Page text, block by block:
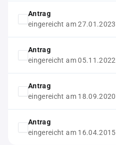
Antrag
eingereicht am 27.01.2023
Antrag
eingereicht am 05.11.2022
Antrag
eingereicht am 18.09.2020
Antrag
eingereicht am 16.04.2015